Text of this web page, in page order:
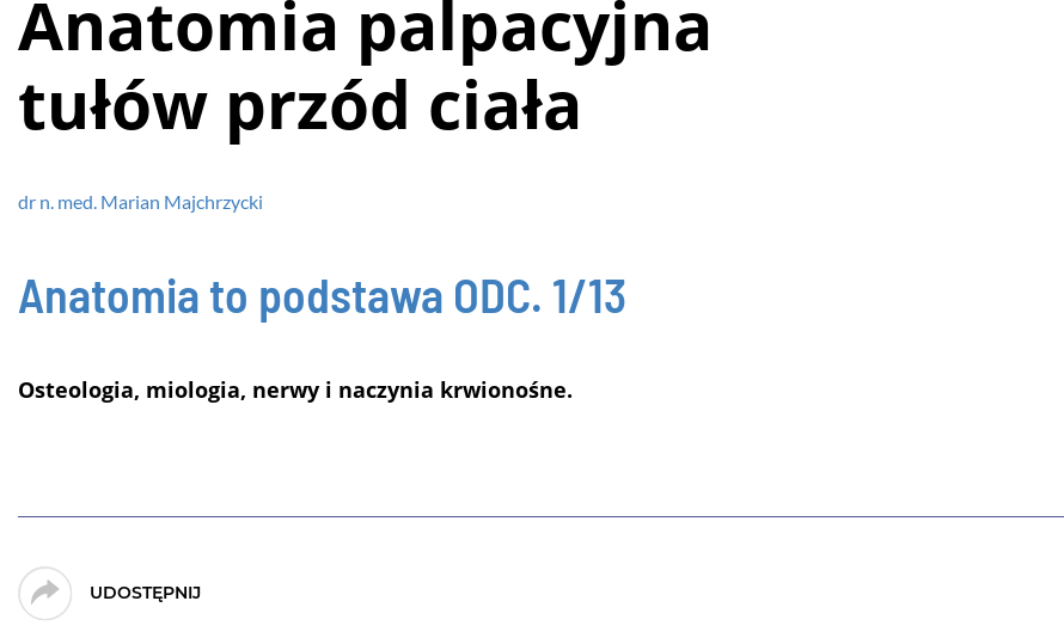
Anatomia palpacyjna
tułów przód ciała
dr n. med. Marian Majchrzycki
Anatomia to podstawa ODC. 1/13
Osteologia, miologia, nerwy i naczynia krwionośne.
UDOSTĘPNIJ